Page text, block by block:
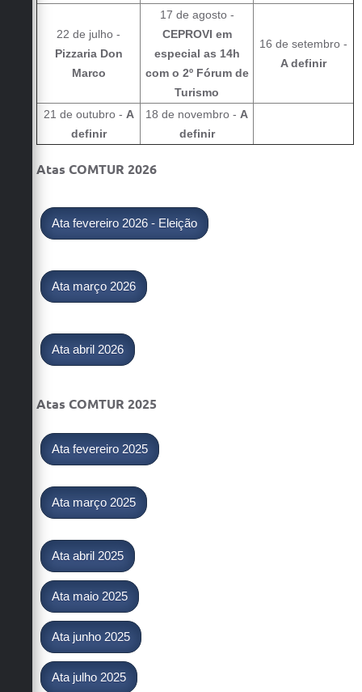
22 de julho -
Pizzaria Don
Marco
17 de agosto -
CEPROVI em
especial as 14h
com o 2º Fórum de
Turismo
16 de setembro -
A definir
21 de outubro - A
definir
18 de novembro - A
definir
Atas COMTUR 2026
Ata fevereiro 2026 - Eleição
Ata março 2026
Ata abril 2026
Atas COMTUR 2025
Ata fevereiro 2025
Ata março 2025
Ata abril 2025
Ata maio 2025
Ata junho 2025
Ata julho 2025